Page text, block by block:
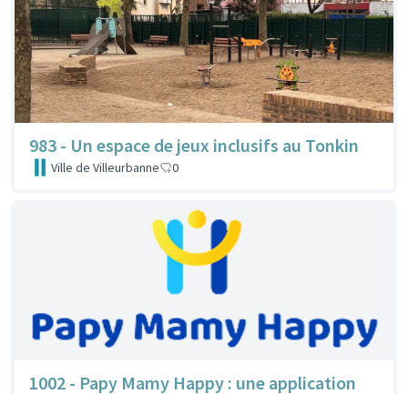
983 - Un espace de jeux inclusifs au Tonkin
Ville de Villeurbanne 0
1002 - Papy Mamy Happy : une application